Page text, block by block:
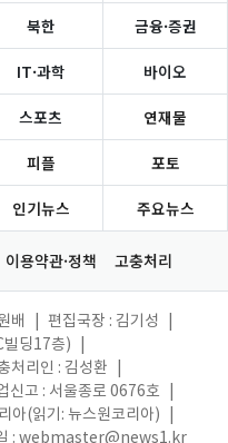
북한 금융·증권
IT·과학 바이오
스포츠 연재물
피플 포토
인기뉴스 주요뉴스
이용약관·정책 고충처리
배 편집국장 : 김기성
빌딩17층)
처리인 : 김성환
신고 : 서울종로 0676호
아(읽기: 뉴스원코리아)
: webmaster@news1.kr